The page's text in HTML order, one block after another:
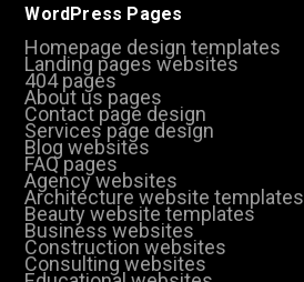
WordPress Pages
Homepage design templates
Landing pages websites
404 pages
About us pages
Contact page design
Services page design
Blog websites
FAQ pages
Agency websites
Architecture website templates
Beauty website templates
Business websites
Construction websites
Consulting websites